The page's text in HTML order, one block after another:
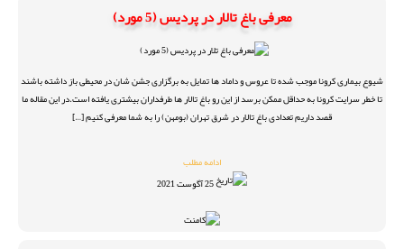
معرفی باغ تالار در پردیس (5 مورد)
شیوع بیماری کرونا موجب شده تا عروس و داماد ها تمایل به برگزاری جشن شان در محیطی باز داشته باشند
تا خطر سرایت کرونا به حداقل ممکن برسد از این رو باغ تالار ها طرفداران بیشتری یافته است.در این مقاله ما
قصد داریم تعدادی باغ تالار در شرق تهران (بومهن) را به شما معرفی کنیم […]
ادامه مطلب
25 آگوست 2021